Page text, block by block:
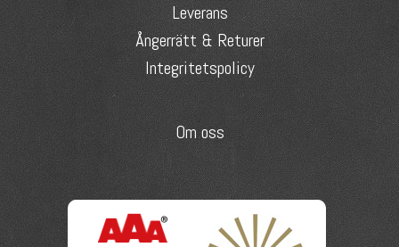
Leverans
Ångerrätt & Returer
Integritetspolicy
Om oss